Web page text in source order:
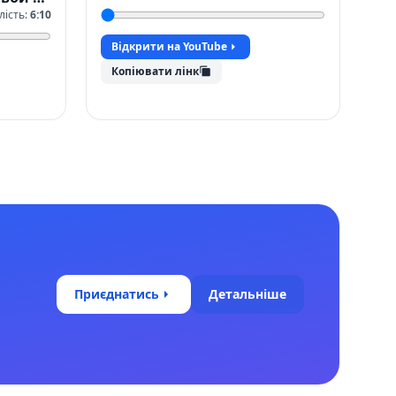
6:10
Відкрити на YouTube
Копіювати лінк
Приєднатись Детальніше